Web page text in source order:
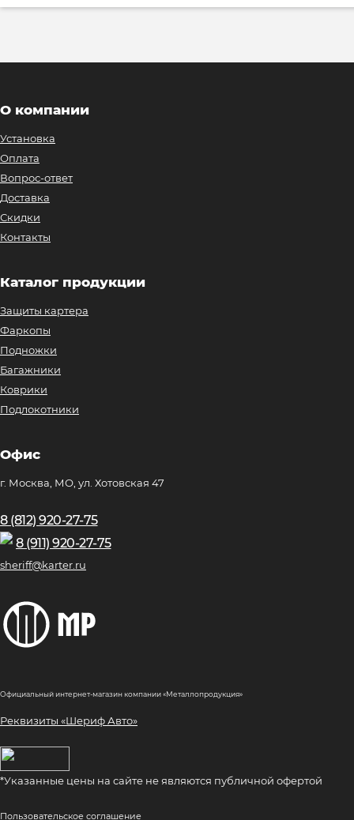
О компании
Установка
Оплата
Вопрос-ответ
Доставка
Скидки
Контакты
Каталог продукции
Защиты картера
Фаркопы
Подножки
Багажники
Коврики
Подлокотники
Офис
г. Москва, МО, ул. Хотовская 47
8 (812) 920-27-75
8 (911) 920-27-75
sheriff@karter.ru
Официальный интернет-магазин компании «Металлопродукция»
Реквизиты «Шериф Авто»
*Указанные цены на сайте не являются публичной офертой
Пользовательское соглашение